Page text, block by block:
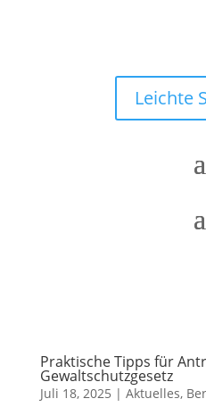
Leichte
Praktische Tipps für
Gewaltschutzgesetz
Juli 18, 2025 | Aktuelles,